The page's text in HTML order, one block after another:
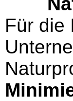
Für die